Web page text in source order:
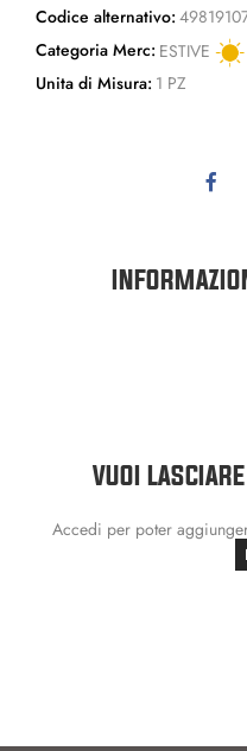
Codice alternativo:
Categoria Merc: ESTIVE
Unita di Misura: 1 PZ
VUOI
Accedi per poter